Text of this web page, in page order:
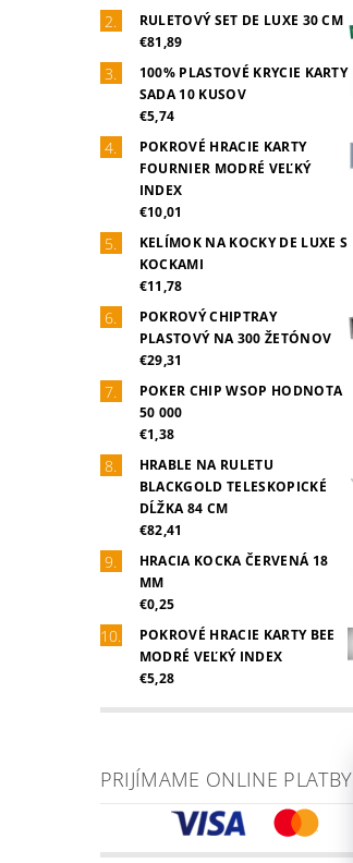
RULETOVÝ SET DE LUXE 30 CM
€81,89
100% PLASTOVÉ KRYCIE KARTY
SADA 10 KUSOV
€5,74
POKROVÉ HRACIE KARTY
FOURNIER MODRÉ VEĽKÝ
INDEX
€10,01
KELÍMOK NA KOCKY DE LUXE S
KOCKAMI
€11,78
POKROVÝ CHIPTRAY
PLASTOVÝ NA 300 ŽETÓNOV
€29,31
POKER CHIP WSOP HODNOTA
50 000
€1,38
HRABLE NA RULETU
BLACKGOLD TELESKOPICKÉ
DĹŽKA 84 CM
€82,41
HRACIA KOCKA ČERVENÁ 18
MM
€0,25
POKROVÉ HRACIE KARTY BEE
MODRÉ VEĽKÝ INDEX
€5,28
PRIJÍMAME ONLINE PLATBY